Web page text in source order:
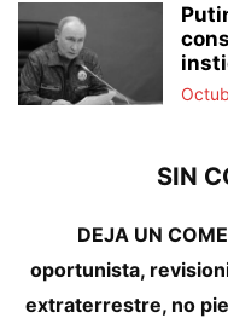
SIN
DEJA UN
oportunista,
extraterrestre, no